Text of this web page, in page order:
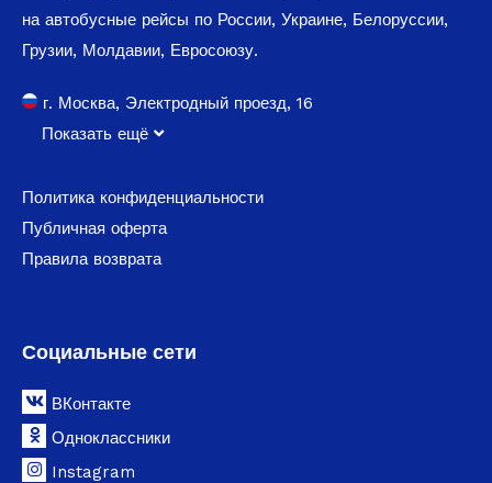
на автобусные рейсы по России, Украине, Белоруссии,
Грузии, Молдавии, Евросоюзу.
г. Москва, Электродный проезд, 16
Показать ещё
Политика конфиденциальности
Публичная оферта
Правила возврата
Социальные сети
ВКонтакте
Одноклассники
Instagram